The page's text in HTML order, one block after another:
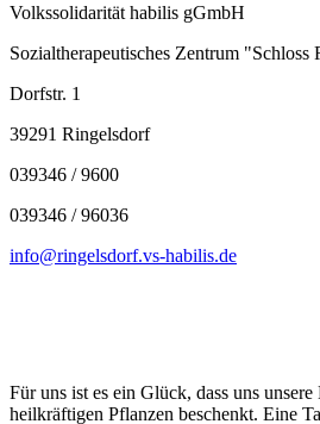
Volkssolidarität habilis gGmbH
Sozialtherapeutisches Zentrum "Schloss
Dorfstr. 1
39291 Ringelsdorf
039346 / 9600
039346 / 96036
info@ringelsdorf.vs-habilis.de
Für uns ist es ein Glück, dass uns
heilkräftigen Pflanzen beschenkt. Eine